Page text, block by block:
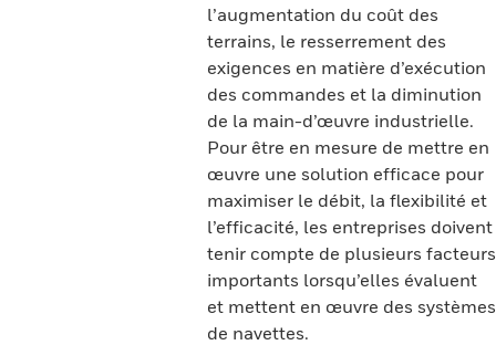
l’augmentation du coût des
terrains, le resserrement des
exigences en matière d’exécution
des commandes et la diminution
de la main-d’œuvre industrielle.
Pour être en mesure de mettre en
œuvre une solution efficace pour
maximiser le débit, la flexibilité et
l’efficacité, les entreprises doivent
tenir compte de plusieurs facteurs
importants lorsqu’elles évaluent
et mettent en œuvre des systèmes
de navettes.